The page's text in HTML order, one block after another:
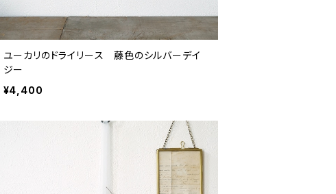
ユーカリのドライリース 藤色のシルバーデイ
ジー
¥4,400